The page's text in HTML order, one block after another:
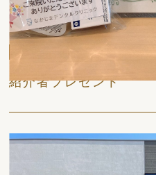
日々
紹介者プレゼント